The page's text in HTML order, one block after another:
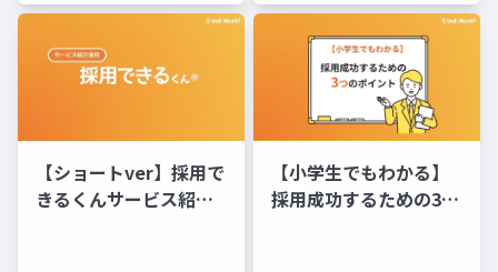
【ショートver】採用で
きるくんサービス紹介
【小学生でもわかる】
採用成功するための3つ